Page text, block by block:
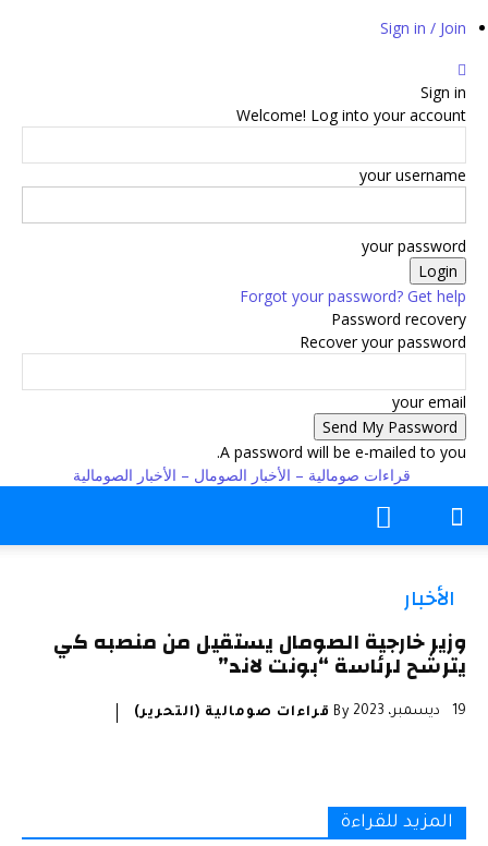
Sign in / Join
Sign in
Welcome! Log into your account
your username
your password
Forgot your password? Get help
Password recovery
Recover your password
your email
A password will be e-mailed to you.
قراءات صومالية – الأخبار الصومال – الأخبار الصومالية
الأخبار
وزير خارجية الصومال يستقيل من منصبه كي
يترشح لرئاسة “بونت لاند”
19 ديسمبر، 2023 By قراءات صومالية (التحرير)
المزيد للقراءة